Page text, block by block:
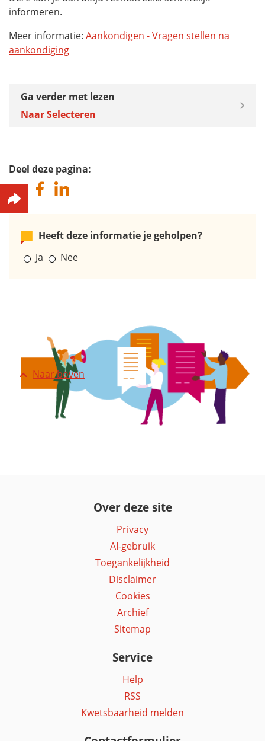
informeren.
Meer informatie: Aankondigen - Vragen stellen na
aankondiging
Ga verder met lezen
Naar Selecteren
Deel deze pagina:
Heeft deze informatie je geholpen?
Ja
Nee
Naar boven
Over deze site
Privacy
AI-gebruik
Toegankelijkheid
Disclaimer
Cookies
Archief
Sitemap
Service
Help
RSS
Kwetsbaarheid melden